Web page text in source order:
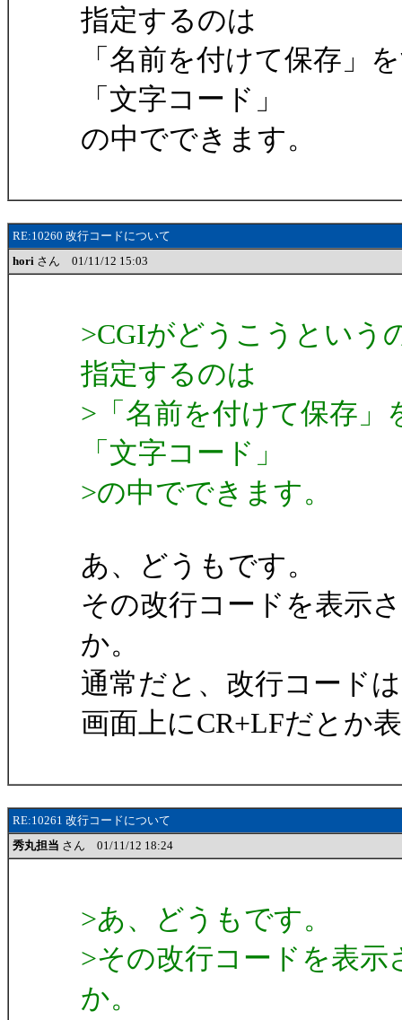
指定するのは
「名前を付けて保存」
「文字コード」
の中でできます。
RE:10260 改行コードについて
hori さん 01/11/12 15:03
>CGIがどうこうという
指定するのは
>「名前を付けて保存
「文字コード」
>の中でできます。
あ、どうもです。
その改行コードを表示
か。
通常だと、改行コード
画面上にCR+LFだとか
RE:10261 改行コードについて
秀丸担当 さん 01/11/12 18:24
>あ、どうもです。
>その改行コードを表
か。